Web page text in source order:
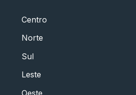
Centro
Norte
Sul
Leste
Oeste